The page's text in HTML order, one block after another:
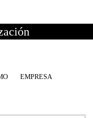
EMPRESA